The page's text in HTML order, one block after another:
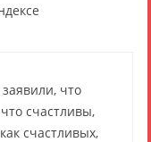
что
счастливы,
счастливых,